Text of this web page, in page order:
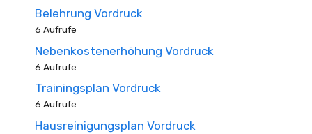
Belehrung Vordruck
6 Aufrufe
Nebenkostenerhöhung Vordruck
6 Aufrufe
Trainingsplan Vordruck
6 Aufrufe
Hausreinigungsplan Vordruck